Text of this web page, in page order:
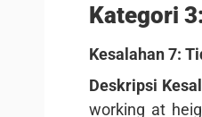
Kategori
Kesalahan 7:
Deskripsi
working at